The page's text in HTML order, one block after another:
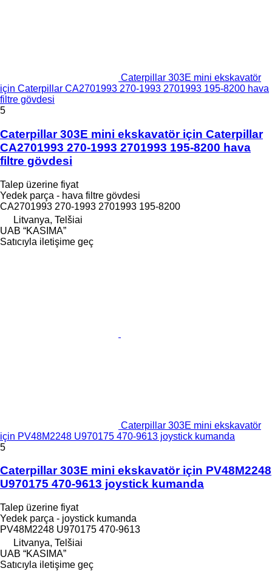
Caterpillar 303E mini ekskavatör
için Caterpillar CA2701993 270-1993 2701993 195-8200 hava
filtre gövdesi
5
Caterpillar 303E mini ekskavatör için Caterpillar
CA2701993 270-1993 2701993 195-8200 hava
filtre gövdesi
Talep üzerine fiyat
Yedek parça - hava filtre gövdesi
CA2701993 270-1993 2701993 195-8200
Litvanya, Telšiai
UAB “KASIMA”
Satıcıyla iletişime geç
Caterpillar 303E mini ekskavatör
için PV48M2248 U970175 470-9613 joystick kumanda
5
Caterpillar 303E mini ekskavatör için PV48M2248
U970175 470-9613 joystick kumanda
Talep üzerine fiyat
Yedek parça - joystick kumanda
PV48M2248 U970175 470-9613
Litvanya, Telšiai
UAB “KASIMA”
Satıcıyla iletişime geç